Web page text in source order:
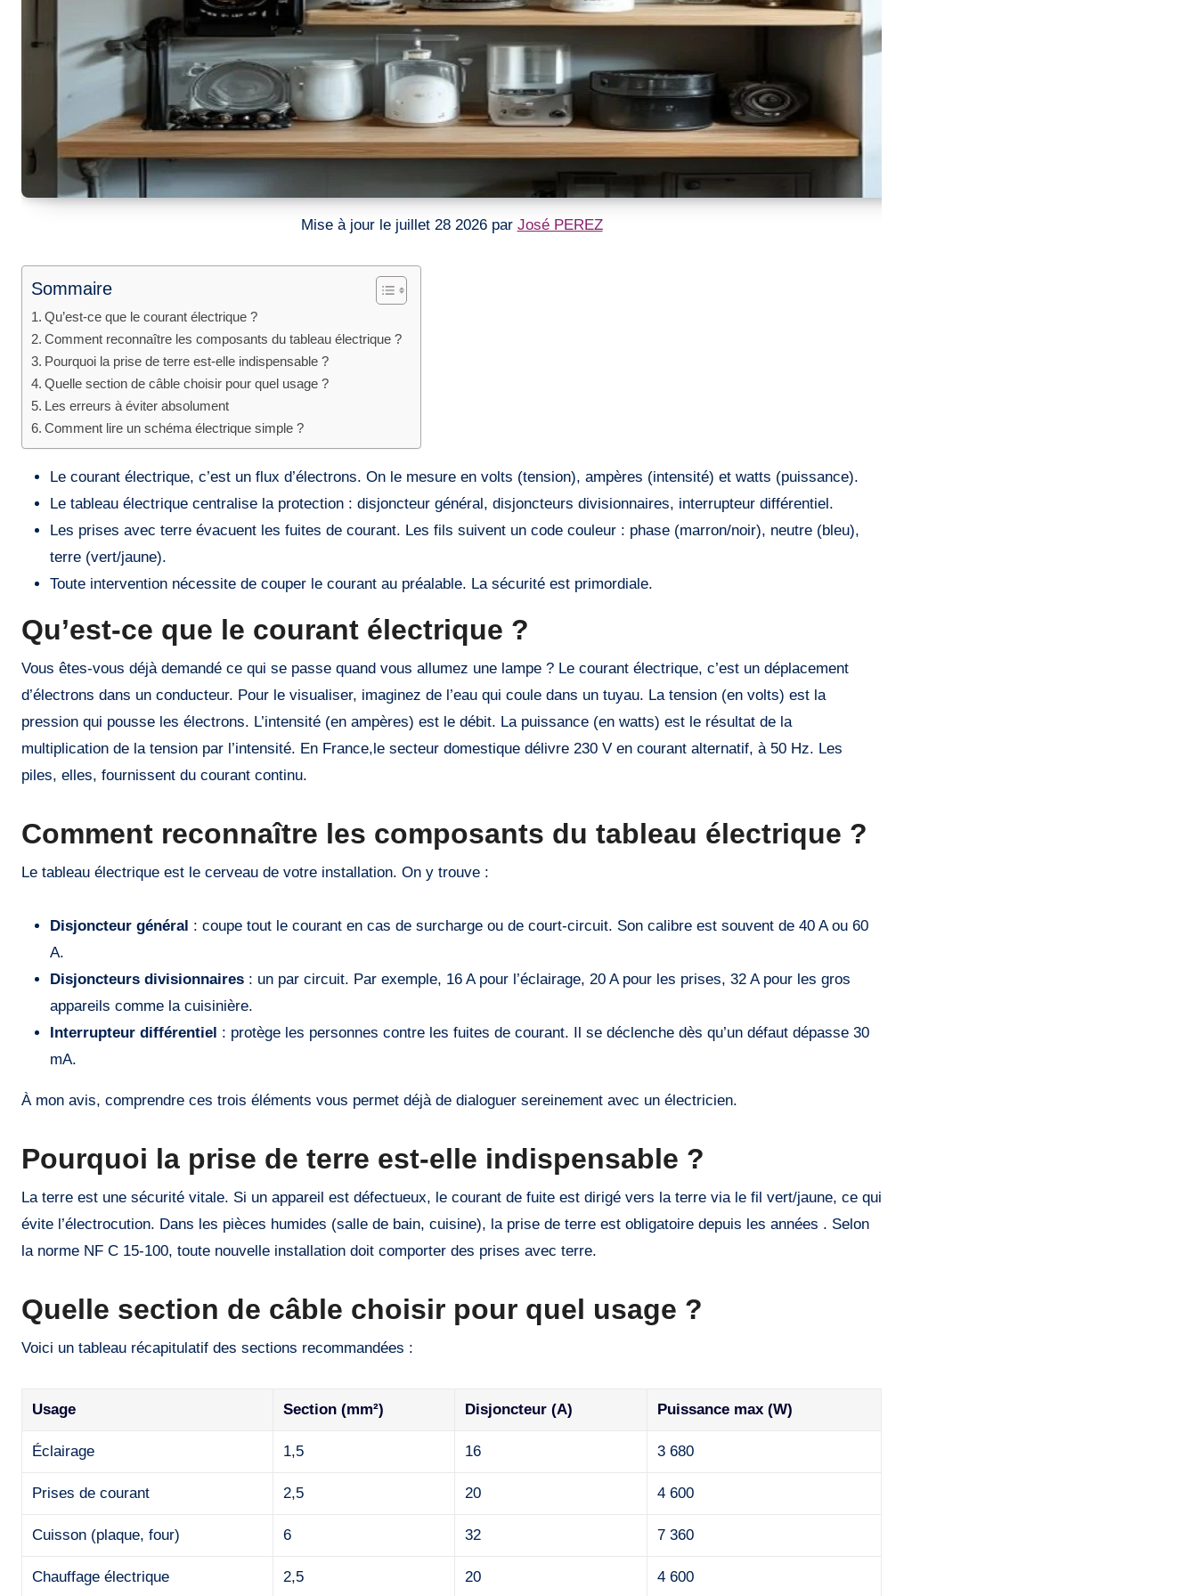
Mise à jour le juillet 28 2026 par José PEREZ
Sommaire
Qu’est-ce que le courant électrique ?
Comment reconnaître les composants du tableau électrique ?
Pourquoi la prise de terre est-elle indispensable ?
Quelle section de câble choisir pour quel usage ?
Les erreurs à éviter absolument
Comment lire un schéma électrique simple ?
Le courant électrique, c’est un flux d’électrons. On le mesure en volts (tension), ampères (intensité) et watts (puissance).
Le tableau électrique centralise la protection : disjoncteur général, disjoncteurs divisionnaires, interrupteur différentiel.
Les prises avec terre évacuent les fuites de courant. Les fils suivent un code couleur : phase (marron/noir), neutre (bleu),
terre (vert/jaune).
Toute intervention nécessite de couper le courant au préalable. La sécurité est primordiale.
Qu’est-ce que le courant électrique ?
Vous êtes-vous déjà demandé ce qui se passe quand vous allumez une lampe ? Le courant électrique, c’est un déplacement
d’électrons dans un conducteur. Pour le visualiser, imaginez de l’eau qui coule dans un tuyau. La tension (en volts) est la
pression qui pousse les électrons. L’intensité (en ampères) est le débit. La puissance (en watts) est le résultat de la
multiplication de la tension par l’intensité. En France,le secteur domestique délivre 230 V en courant alternatif, à 50 Hz. Les
piles, elles, fournissent du courant continu.
Comment reconnaître les composants du tableau électrique ?
Le tableau électrique est le cerveau de votre installation. On y trouve :
Disjoncteur général : coupe tout le courant en cas de surcharge ou de court-circuit. Son calibre est souvent de 40 A ou 60
A.
Disjoncteurs divisionnaires : un par circuit. Par exemple, 16 A pour l’éclairage, 20 A pour les prises, 32 A pour les gros
appareils comme la cuisinière.
Interrupteur différentiel : protège les personnes contre les fuites de courant. Il se déclenche dès qu’un défaut dépasse 30
mA.
À mon avis, comprendre ces trois éléments vous permet déjà de dialoguer sereinement avec un électricien.
Pourquoi la prise de terre est-elle indispensable ?
La terre est une sécurité vitale. Si un appareil est défectueux, le courant de fuite est dirigé vers la terre via le fil vert/jaune, ce qui
évite l’électrocution. Dans les pièces humides (salle de bain, cuisine), la prise de terre est obligatoire depuis les années . Selon
la norme NF C 15-100, toute nouvelle installation doit comporter des prises avec terre.
Quelle section de câble choisir pour quel usage ?
Voici un tableau récapitulatif des sections recommandées :
Usage Section (mm²) Disjoncteur (A) Puissance max (W)
Éclairage 1,5 16 3 680
Prises de courant 2,5 20 4 600
Cuisson (plaque, four) 6 32 7 360
Chauffage électrique 2,5 20 4 600